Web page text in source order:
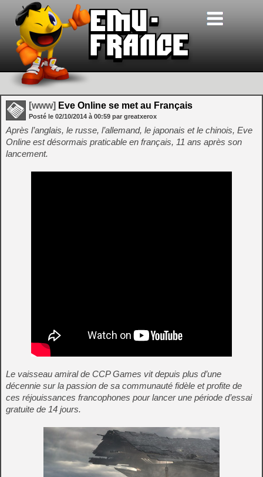
[www] Eve Online se met au Français
Posté le 02/10/2014 à 00:59 par greatxerox
Après l’anglais, le russe, l’allemand, le japonais et le chinois, Eve
Online est désormais praticable en français, 11 ans après son
lancement.
Le vaisseau amiral de CCP Games vit depuis plus d’une
décennie sur la passion de sa communauté fidèle et profite de
ces réjouissances francophones pour lancer une période d’essai
gratuite de 14 jours.